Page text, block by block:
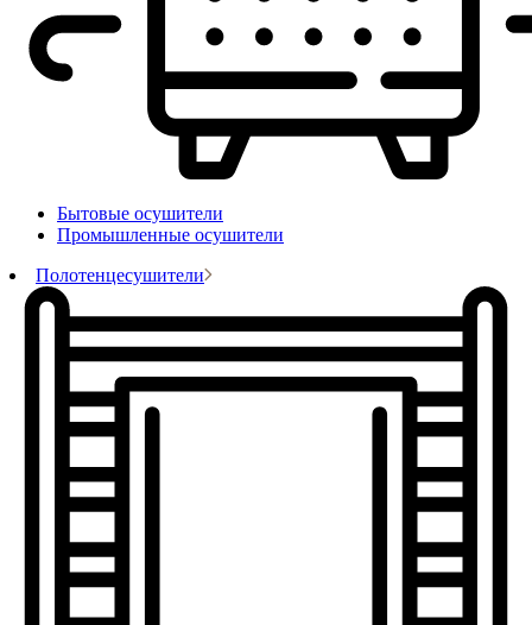
Бытовые осушители
Промышленные осушители
Полотенцесушители